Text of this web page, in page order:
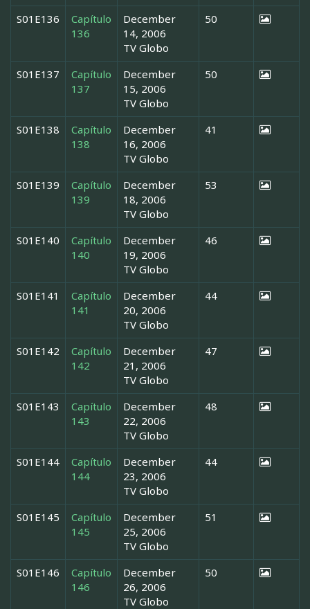
S01E136
Capítulo
136
December
14, 2006
TV Globo
50
S01E137
Capítulo
137
December
15, 2006
TV Globo
50
S01E138
Capítulo
138
December
16, 2006
TV Globo
41
S01E139
Capítulo
139
December
18, 2006
TV Globo
53
S01E140
Capítulo
140
December
19, 2006
TV Globo
46
S01E141
Capítulo
141
December
20, 2006
TV Globo
44
S01E142
Capítulo
142
December
21, 2006
TV Globo
47
S01E143
Capítulo
143
December
22, 2006
TV Globo
48
S01E144
Capítulo
144
December
23, 2006
TV Globo
44
S01E145
Capítulo
145
December
25, 2006
TV Globo
51
S01E146
Capítulo
146
December
26, 2006
TV Globo
50